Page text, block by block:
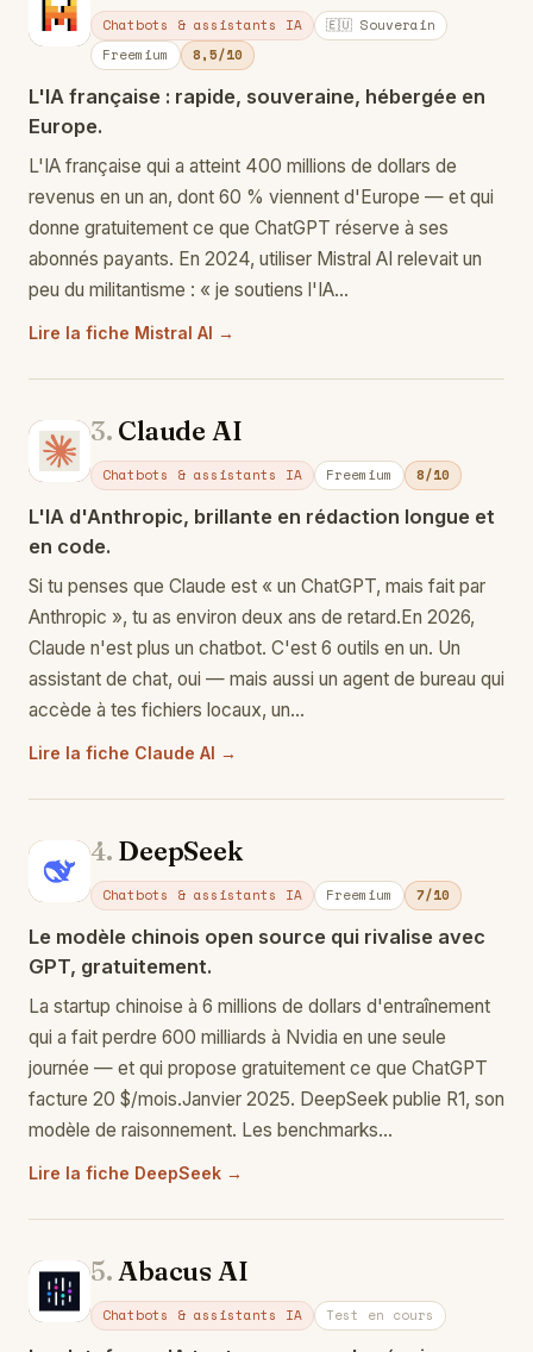
Mi Chatbots & assistants IA
🇪🇺 Souverain
Freemium
8,5/10
L'IA française : rapide, souveraine, hébergée en
Europe.
L'IA française qui a atteint 400 millions de dollars de
revenus en un an, dont 60 % viennent d'Europe — et qui
donne gratuitement ce que ChatGPT réserve à ses
abonnés payants. En 2024, utiliser Mistral AI relevait un
peu du militantisme : « je soutiens l'IA…
Lire la fiche Mistral AI →
Cl
3. Claude AI
Chatbots & assistants IA Freemium 8/10
L'IA d'Anthropic, brillante en rédaction longue et
en code.
Si tu penses que Claude est « un ChatGPT, mais fait par
Anthropic », tu as environ deux ans de retard.En 2026,
Claude n'est plus un chatbot. C'est 6 outils en un. Un
assistant de chat, oui — mais aussi un agent de bureau qui
accède à tes fichiers locaux, un…
Lire la fiche Claude AI →
De
4. DeepSeek
Chatbots & assistants IA Freemium 7/10
Le modèle chinois open source qui rivalise avec
GPT, gratuitement.
La startup chinoise à 6 millions de dollars d'entraînement
qui a fait perdre 600 milliards à Nvidia en une seule
journée — et qui propose gratuitement ce que ChatGPT
facture 20 $/mois.Janvier 2025. DeepSeek publie R1, son
modèle de raisonnement. Les benchmarks…
Lire la fiche DeepSeek →
Ab
5.Abacus AI
Chatbots & assistants IA Test en cours